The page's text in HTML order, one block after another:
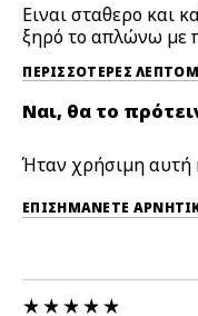
Ειναι σταθερο και
ξηρό το απλώνω με
ΠΕΡΙΣΣΌΤΕΡΕΣ
Ναι, θα το
Ήταν χρήσιμη